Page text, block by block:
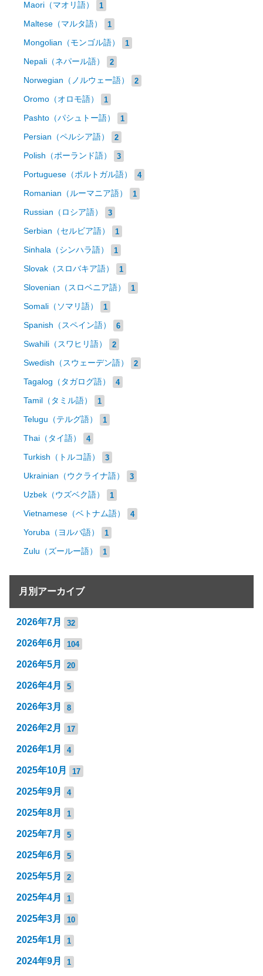
Maori（マオリ語） 1
Maltese（マルタ語） 1
Mongolian（モンゴル語） 1
Nepali（ネパール語） 2
Norwegian（ノルウェー語） 2
Oromo（オロモ語） 1
Pashto（パシュトー語） 1
Persian（ペルシア語） 2
Polish（ポーランド語） 3
Portuguese（ポルトガル語） 4
Romanian（ルーマニア語） 1
Russian（ロシア語） 3
Serbian（セルビア語） 1
Sinhala（シンハラ語） 1
Slovak（スロバキア語） 1
Slovenian（スロベニア語） 1
Somali（ソマリ語） 1
Spanish（スペイン語） 6
Swahili（スワヒリ語） 2
Swedish（スウェーデン語） 2
Tagalog（タガログ語） 4
Tamil（タミル語） 1
Telugu（テルグ語） 1
Thai（タイ語） 4
Turkish（トルコ語） 3
Ukrainian（ウクライナ語） 3
Uzbek（ウズベク語） 1
Vietnamese（ベトナム語） 4
Yoruba（ヨルバ語） 1
Zulu（ズールー語） 1
月別アーカイブ
2026年7月 32
2026年6月 104
2026年5月 20
2026年4月 5
2026年3月 8
2026年2月 17
2026年1月 4
2025年10月 17
2025年9月 4
2025年8月 1
2025年7月 5
2025年6月 5
2025年5月 2
2025年4月 1
2025年3月 10
2025年1月 1
2024年9月 1